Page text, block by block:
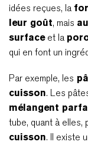
idées reçues, la
leur goût, mais
surfaceet la
qui en font un
Par exemple, les
cuisson. Les
mélangent
tube, quant à elles,
cuisson. Il existe